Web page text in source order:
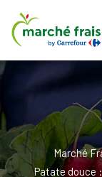
Marché
Patate douce